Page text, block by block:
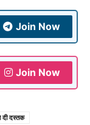
Join Now
Join Now
दस्तक